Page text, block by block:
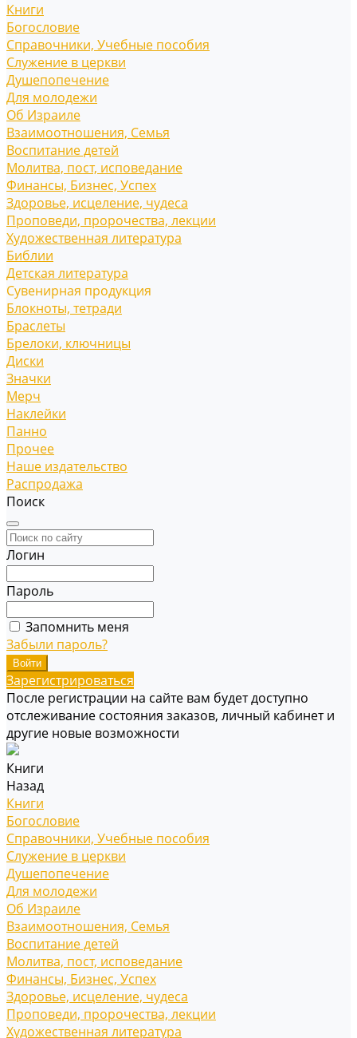
Книги
Богословие
Справочники, Учебные пособия
Служение в церкви
Душепопечение
Для молодежи
Об Израиле
Взаимоотношения, Cемья
Воспитание детей
Молитва, пост, исповедание
Финансы, Бизнес, Успех
Здоровье, исцеление, чудеса
Проповеди, пророчества, лекции
Художественная литература
Библии
Детская литература
Сувенирная продукция
Блокноты, тетради
Браслеты
Брелоки, ключницы
Диски
Значки
Мерч
Наклейки
Панно
Прочее
Наше издательство
Распродажа
Поиск
Логин
Пароль
Запомнить меня
Забыли пароль?
Зарегистрироваться
После регистрации на сайте вам будет доступно
отслеживание состояния заказов, личный кабинет и
другие новые возможности
Книги
Назад
Книги
Богословие
Справочники, Учебные пособия
Служение в церкви
Душепопечение
Для молодежи
Об Израиле
Взаимоотношения, Cемья
Воспитание детей
Молитва, пост, исповедание
Финансы, Бизнес, Успех
Здоровье, исцеление, чудеса
Проповеди, пророчества, лекции
Художественная литература